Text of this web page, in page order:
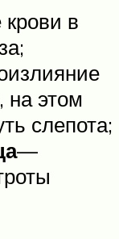
в
на этом
слепота;
—